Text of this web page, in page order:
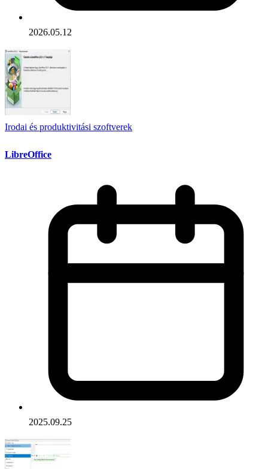
2026.05.12
Irodai és produktivitási szoftverek
LibreOffice
2025.09.25